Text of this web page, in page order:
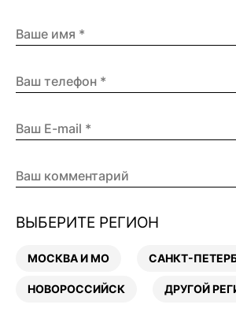
ВЫБЕРИТЕ РЕГИОН
МОСКВА И МО САНКТ-
НОВОРОССИЙСК ДРУГОЙ